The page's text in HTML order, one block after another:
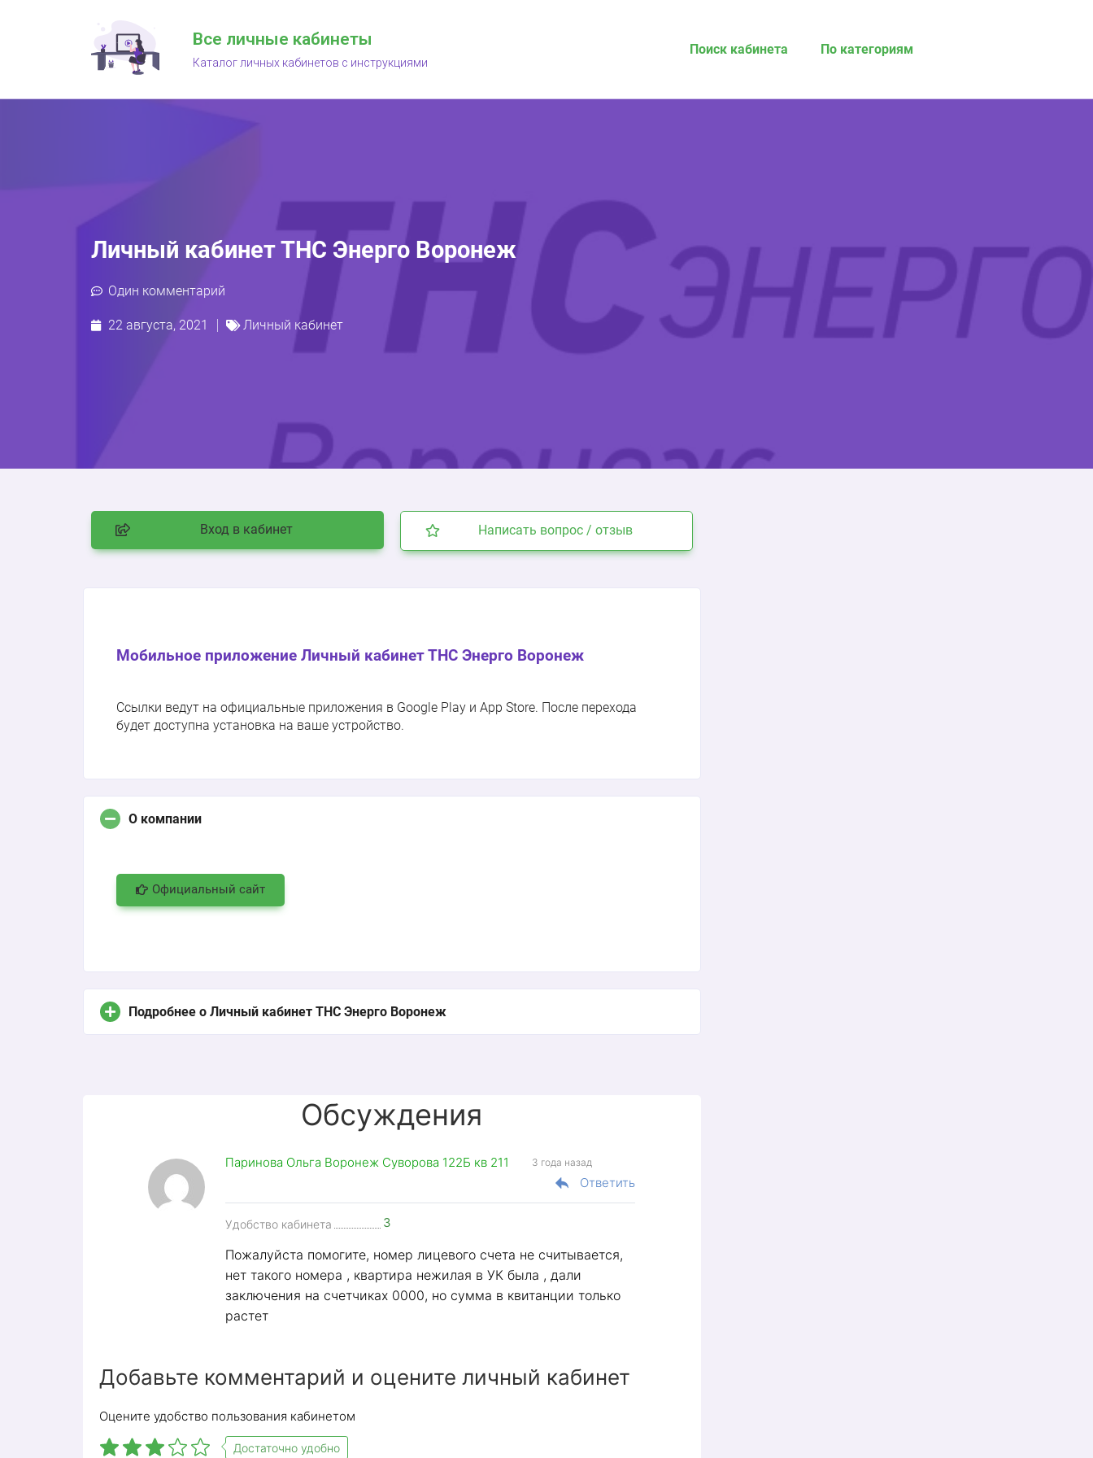
Все личные кабинеты
Каталог личных кабинетов с инструкциями
Поиск кабинета По категориям
Личный кабинет ТНС Энерго Воронеж
Один комментарий
22 августа, 2021 Личный кабинет
Вход в кабинет Написать вопрос / отзыв
Мобильное приложение Личный кабинет ТНС Энерго Воронеж
Ссылки ведут на официальные приложения в Google Play и App Store. После перехода
будет доступна установка на ваше устройство.
О компании
Официальный сайт
Подробнее о Личный кабинет ТНС Энерго Воронеж
сайт, зарегистрировавшись в Личном кабинете.
Возможности и функции Личного кабинета
Личный кабинет позволяет пользователю получить доступ к таким операциям, как:
Обсуждения
Паринова Ольга Воронеж Суворова 122Б кв 211 3 года назад
Ответить
Удобство кабинета 3
Пожалуйста помогите, номер лицевого счета не считывается,
нет такого номера , квартира нежилая в УК была , дали
заключения на счетчиках 0000, но сумма в квитанции только
растет
Добавьте комментарий и оцените личный кабинет
Оцените удобство пользования кабинетом
Достаточно удобно